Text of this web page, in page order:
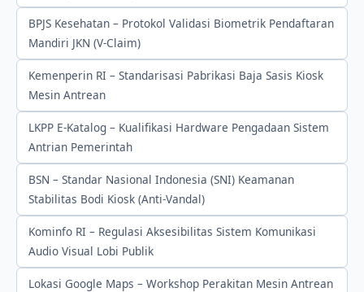
BPJS Kesehatan – Protokol Validasi Biometrik Pendaftaran
Mandiri JKN (V-Claim)
Kemenperin RI – Standarisasi Pabrikasi Baja Sasis Kiosk
Mesin Antrean
LKPP E-Katalog – Kualifikasi Hardware Pengadaan Sistem
Antrian Pemerintah
BSN – Standar Nasional Indonesia (SNI) Keamanan
Stabilitas Bodi Kiosk (Anti-Vandal)
Kominfo RI – Regulasi Aksesibilitas Sistem Komunikasi
Audio Visual Lobi Publik
Lokasi Google Maps – Workshop Perakitan Mesin Antrean